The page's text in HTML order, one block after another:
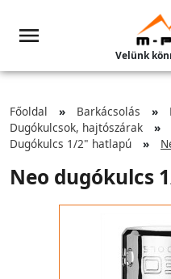
Velünk
Főoldal Barkácsolás
Dugókulcsok, hajtószárak
Dugókulcs 1/2" hatlapú
Neo dugókulcs